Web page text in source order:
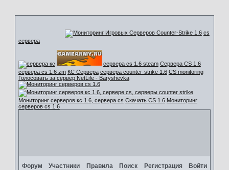
cs
сервера
сервера cs 1.6 steam Сервера CS 1.6
сервера cs 1.6 zm КС Сервера сервера counter-strike 1.6 CS monitoring
Голосовать за сервер NetLife - Baryshevka
Мониторинг серверов кс 1.6, сервера cs Скачать CS 1.6 Мониторинг
серверов cs 1.6
Форум Участники Правила Поиск Регистрация Войти